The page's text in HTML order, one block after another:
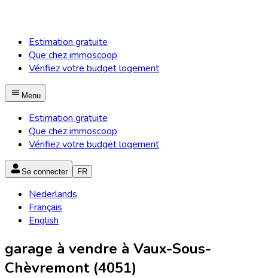
Estimation gratuite
Que chez immoscoop
Vérifiez votre budget logement
Menu
Estimation gratuite
Que chez immoscoop
Vérifiez votre budget logement
Se connecter FR
Nederlands
Français
English
garage à vendre à Vaux-Sous-
Chèvremont (4051)